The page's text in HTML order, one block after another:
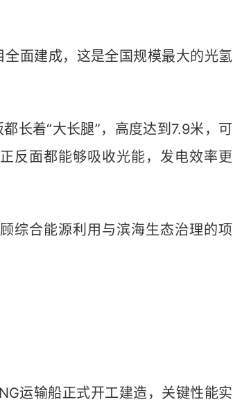
面建成，这是全国规模最大的光氢
着“大长腿”，高度达到7.9米，可
反面都能够吸收光能，发电效率更
合能源利用与滨海生态治理的项
运输船正式开工建造，关键性能实